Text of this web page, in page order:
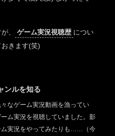
、 ゲーム実況視聴歴 につい
きます(笑)
ンルを知る
なゲーム実況動画を漁ってい
ム実況を視聴していました。影
ム実況をやってみたりも……（今